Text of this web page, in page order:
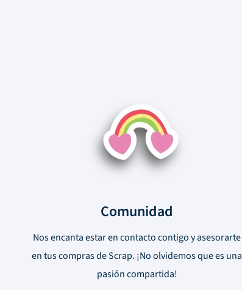
Comunidad
Nos encanta estar en contacto contigo y asesorarte
en tus compras de Scrap. ¡No olvidemos que es una
pasión compartida!